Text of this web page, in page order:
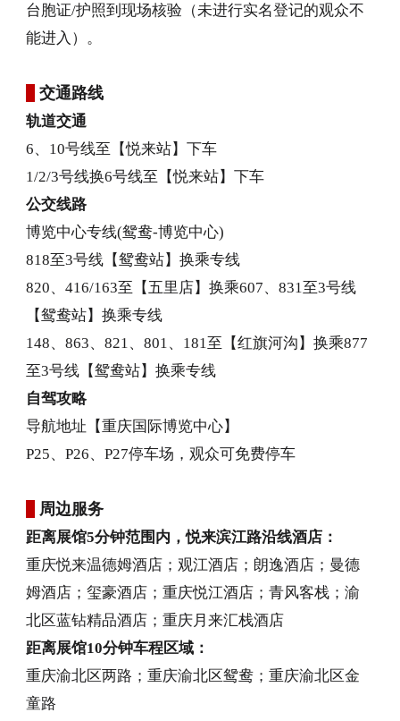
台胞证/护照到现场核验（未进行实名登记的观众不
能进入）。
交通路线
轨道交通
6、10号线至【悦来站】下车
1/2/3号线换6号线至【悦来站】下车
公交线路
博览中心专线(鸳鸯-博览中心)
818至3号线【鸳鸯站】换乘专线
820、416/163至【五里店】换乘607、831至3号线
【鸳鸯站】换乘专线
148、863、821、801、181至【红旗河沟】换乘877
至3号线【鸳鸯站】换乘专线
自驾攻略
导航地址【重庆国际博览中心】
P25、P26、P27停车场，观众可免费停车
周边服务
距离展馆5分钟范围内，悦来滨江路沿线酒店：
重庆悦来温德姆酒店；观江酒店；朗逸酒店；曼德
姆酒店；玺豪酒店；重庆悦江酒店；青风客栈；渝
北区蓝钻精品酒店；重庆月来汇栈酒店
距离展馆10分钟车程区域：
重庆渝北区两路；重庆渝北区鸳鸯；重庆渝北区金
童路